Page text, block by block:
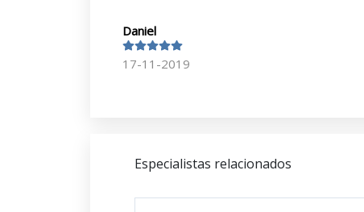
Daniel
17-11-2019
Especialistas relacionados